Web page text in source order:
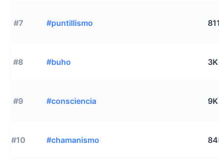
#7 #puntillismo
#8 #buho 3K
#9 #consciencia 9K
#10 #chamanismo